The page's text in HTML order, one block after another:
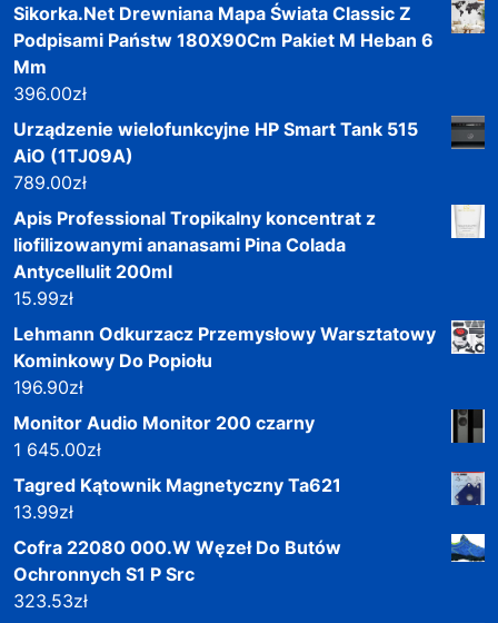
Sikorka.Net Drewniana Mapa Świata Classic Z
Podpisami Państw 180X90Cm Pakiet M Heban 6
Mm
396.00zł
Urządzenie wielofunkcyjne HP Smart Tank 515
AiO (1TJ09A)
789.00zł
Apis Professional Tropikalny koncentrat z
liofilizowanymi ananasami Pina Colada
Antycellulit 200ml
15.99zł
Lehmann Odkurzacz Przemysłowy Warsztatowy
Kominkowy Do Popiołu
196.90zł
Monitor Audio Monitor 200 czarny
1 645.00zł
Tagred Kątownik Magnetyczny Ta621
13.99zł
Cofra 22080 000.W Węzeł Do Butów
Ochronnych S1 P Src
323.53zł